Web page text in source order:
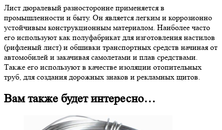
Лист дюралевый разносторонне применяется в
промышленности и быту. Он является легким и коррозионно
устойчивым конструкционным материалом. Наиболее часто
его используют как полуфабрикат для изготовления настилов
(рифленый лист) и обшивки транспортных средств начиная от
автомобилей и закачивая самолетами и плав средствами.
Также его используют в качестве изоляции отопительных
труб, для создания дорожных знаков и рекламных щитов.
Вам также будет интересно…